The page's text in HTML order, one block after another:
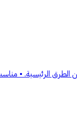
إليهما من الطرق